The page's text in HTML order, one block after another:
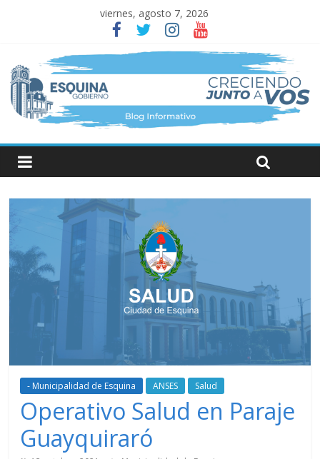
viernes, agosto 7, 2026
- Municipalidad de Esquina ANSES Salud
Operativo Salud en Paraje
Guayquiraró